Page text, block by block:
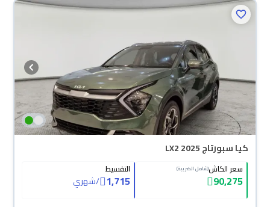
كيا سبورتاج LX2 2025
سعر الكاش(شامل الضريبة)
90,275
التقسيط
1,715
/شهري